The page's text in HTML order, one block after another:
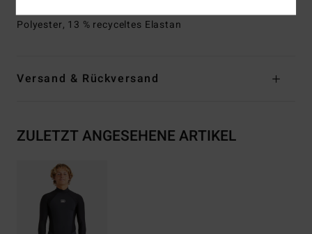
Polyester, 13 % recyceltes Elastan
Versand & Rückversand
ZULETZT ANGESEHENE ARTIKEL